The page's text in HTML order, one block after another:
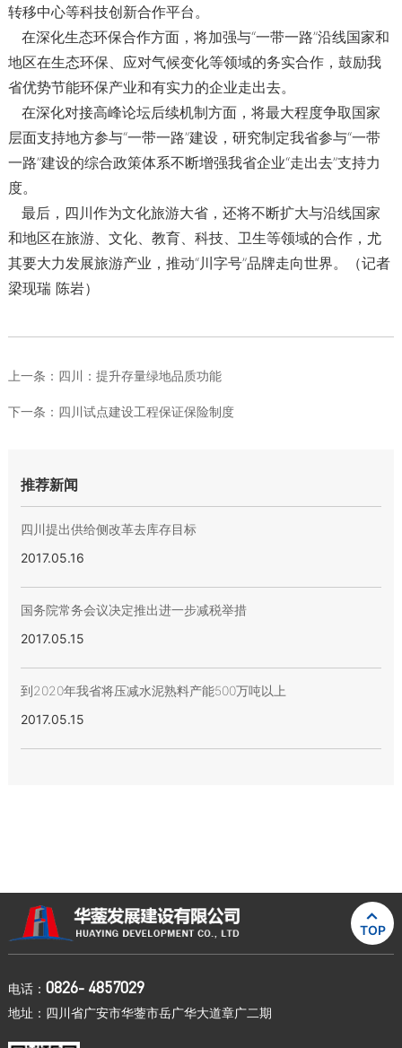
转移中心等科技创新合作平台。
在深化生态环保合作方面，将加强与“一带一路”沿线国家和
地区在生态环保、应对气候变化等领域的务实合作，鼓励我
省优势节能环保产业和有实力的企业走出去。
在深化对接高峰论坛后续机制方面，将最大程度争取国家
层面支持地方参与“一带一路”建设，研究制定我省参与“一带
一路”建设的综合政策体系不断增强我省企业“走出去”支持力
度。
最后，四川作为文化旅游大省，还将不断扩大与沿线国家
和地区在旅游、文化、教育、科技、卫生等领域的合作，尤
其要大力发展旅游产业，推动“川字号”品牌走向世界。（记者
梁现瑞 陈岩）
上一条： 四川：提升存量绿地品质功能
下一条： 四川试点建设工程保证保险制度
推荐新闻
四川提出供给侧改革去库存目标
2017.05.16
国务院常务会议决定推出进一步减税举措
2017.05.15
到2020年我省将压减水泥熟料产能500万吨以上
2017.05.15

TOP
电话： 0826- 4857029
地址：四川省广安市华蓥市岳广华大道章广二期